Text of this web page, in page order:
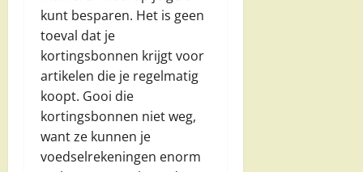
kunt besparen. Het is geen
toeval dat je
kortingsbonnen krijgt voor
artikelen die je regelmatig
koopt. Gooi die
kortingsbonnen niet weg,
want ze kunnen je
voedselrekeningen enorm